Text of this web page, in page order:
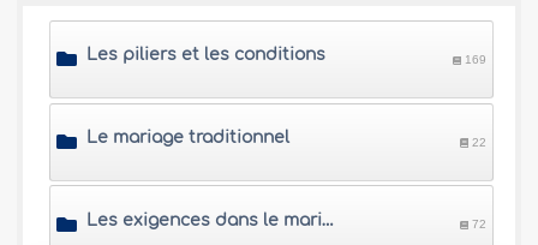
Les piliers et les conditions 169
Le mariage traditionnel 22
Les exigences dans le mariage 72